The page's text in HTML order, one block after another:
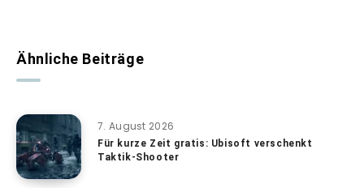
Ähnliche Beiträge
7. August 2026
Für kurze Zeit gratis: Ubisoft verschenkt
Taktik-Shooter